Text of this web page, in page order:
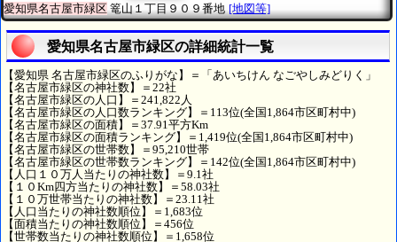
愛知県名古屋市緑区 篭山１丁目９０９番地 [地図等]
愛知県名古屋市緑区の詳細統計一覧
【愛知県 名古屋市緑区のふりがな】＝「あいちけん なごやしみどりく」
【名古屋市緑区の神社数】＝22社
【名古屋市緑区の人口】＝241,822人
【名古屋市緑区の人口数ランキング】＝113位(全国1,864市区町村中)
【名古屋市緑区の面積】＝37.91平方Km
【名古屋市緑区の面積ランキング】＝1,419位(全国1,864市区町村中)
【名古屋市緑区の世帯数】＝95,210世帯
【名古屋市緑区の世帯数ランキング】＝142位(全国1,864市区町村中)
【人口１０万人当たりの神社数】＝9.1社
【１０Km四方当たりの神社数】＝58.03社
【１０万世帯当たりの神社数】＝23.11社
【人口当たりの神社数順位】＝1,683位
【面積当たりの神社数順位】＝456位
【世帯数当たりの神社数順位】＝1,658位